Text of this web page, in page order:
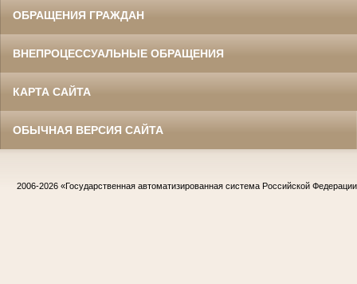
ОБРАЩЕНИЯ ГРАЖДАН
ВНЕПРОЦЕССУАЛЬНЫЕ ОБРАЩЕНИЯ
КАРТА САЙТА
ОБЫЧНАЯ ВЕРСИЯ САЙТА
2006-2026 «Государственная автоматизированная система Российской